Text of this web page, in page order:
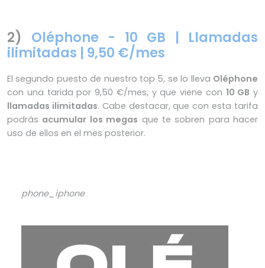
2) Oléphone - 10 GB | Llamadas
ilimitadas | 9,50 €/mes
El segundo puesto de nuestro top 5, se lo lleva Oléphone
con una tarida por 9,50 €/mes, y que viene con 10 GB y
llamadas ilimitadas. Cabe destacar, que con esta tarifa
podrás acumular los megas que te sobren para hacer
uso de ellos en el mes posterior.
phone_iphone